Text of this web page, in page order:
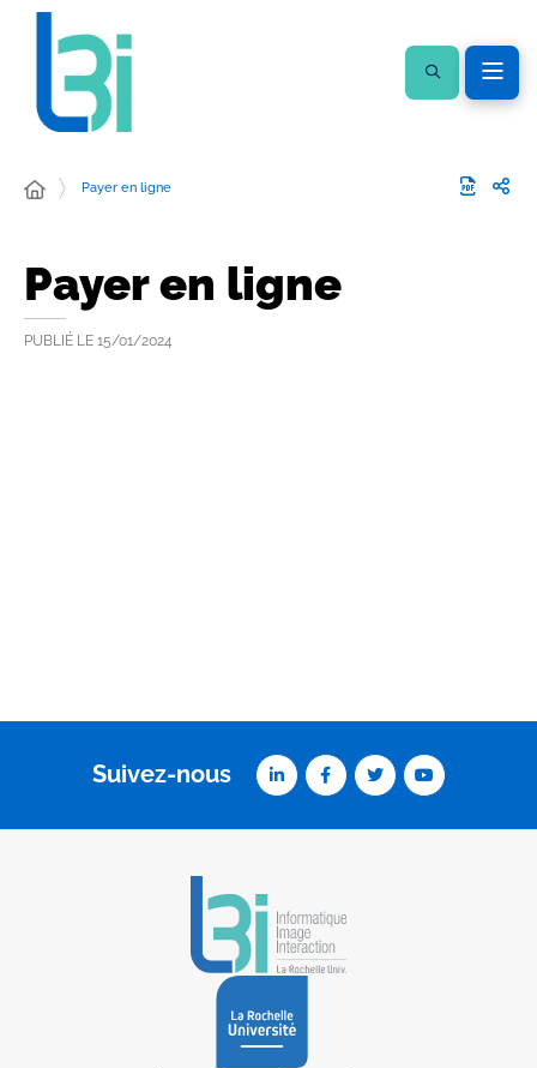
Payer en ligne
Payer en ligne
PUBLIÉ LE 15/01/2024
Suivez-nous